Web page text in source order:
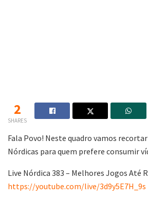
2
SHARES
Fala Povo! Neste quadro vamos
Nórdicas para quem prefere consumir
Live Nórdica 383 – Melhores Jogos Até
https://youtube.com/live/3d9y5E7H_9s